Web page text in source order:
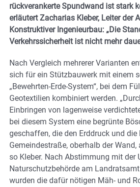
rückverankerte Spundwand ist stark
erläutert Zacharias Kleber, Leiter der
Konstruktiver Ingenieurbau: „Die
Verkehrssicherheit ist nicht mehr
Nach Vergleich mehrerer Varianten
sich für ein Stützbauwerk mit einem
„Bewehrten-Erde-System“, bei dem
Geotextilien kombiniert werden.
Einbringen von lagenweise
bei diesem System eine begrünte
geschaffen, die den Erddruck und die
Gemeindestraße, oberhalb der Wand,
so Kleber. Nach Abstimmung mit der
Naturschutzbehörde am
wurden die dafür nötigen Mäh- und